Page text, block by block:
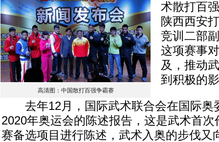
高清图：中国散打百强争霸赛
术散打百
陕西西安
竞训二部
这项赛事
及，推动
到积极的
去年12月，国际武术联合会在国际奥
2020年奥运会的陈述报告，这是武术首
赛备选项目进行陈述，武术入奥的步伐又